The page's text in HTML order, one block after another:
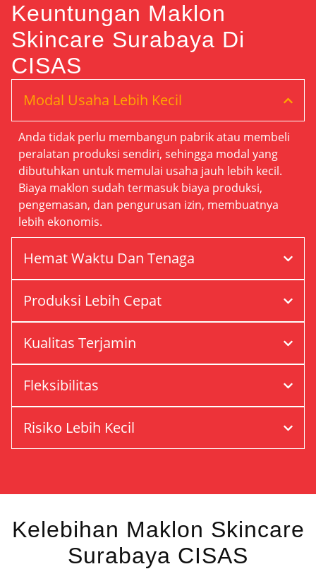
Keuntungan Maklon
Skincare Surabaya Di
CISAS
Modal Usaha Lebih Kecil
Anda tidak perlu membangun pabrik atau membeli
peralatan produksi sendiri, sehingga modal yang
dibutuhkan untuk memulai usaha jauh lebih kecil.
Biaya maklon sudah termasuk biaya produksi,
pengemasan, dan pengurusan izin, membuatnya
lebih ekonomis.
Hemat Waktu Dan Tenaga
Produksi Lebih Cepat
Kualitas Terjamin
Fleksibilitas
Risiko Lebih Kecil
Kelebihan Maklon Skincare
Surabaya CISAS